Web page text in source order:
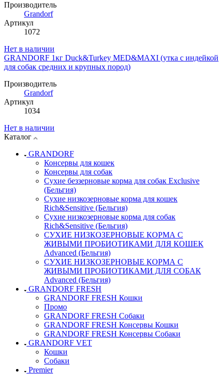
Производитель
Grandorf
Артикул
1072
Нет в наличии
GRANDORF 1кг Duck&Turkey MED&MAXI (утка с индейкой
для собак средних и крупных пород)
Производитель
Grandorf
Артикул
1034
Нет в наличии
Каталог
GRANDORF
Консервы для кошек
Консервы для собак
Сухие беззерновые корма для собак Exclusive
(Бельгия)
Сухие низкозерновые корма для кошек
Rich&Sensitive (Бельгия)
Сухие низкозерновые корма для собак
Rich&Sensitive (Бельгия)
СУХИЕ НИЗКОЗЕРНОВЫЕ КОРМА С
ЖИВЫМИ ПРОБИОТИКАМИ ДЛЯ КОШЕК
Advanced (Бельгия)
СУХИЕ НИЗКОЗЕРНОВЫЕ КОРМА С
ЖИВЫМИ ПРОБИОТИКАМИ ДЛЯ СОБАК
Advanced (Бельгия)
GRANDORF FRESH
GRANDORF FRESH Кошки
Промо
GRANDORF FRESH Собаки
GRANDORF FRESH Консервы Кошки
GRANDORF FRESH Консервы Собаки
GRANDORF VET
Кошки
Собаки
Premier